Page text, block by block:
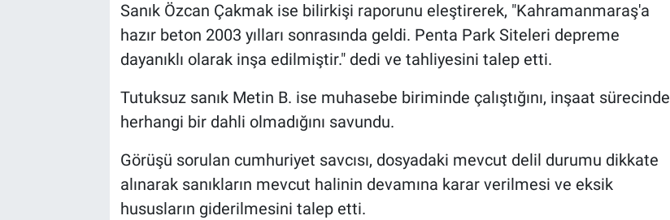
Sanık Özcan Çakmak ise bilirkişi raporunu eleştirerek, "Kahramanmaraş'a
hazır beton 2003 yılları sonrasında geldi. Penta Park Siteleri depreme
dayanıklı olarak inşa edilmiştir." dedi ve tahliyesini talep etti.
Tutuksuz sanık Metin B. ise muhasebe biriminde çalıştığını, inşaat sürecinde
herhangi bir dahli olmadığını savundu.
Görüşü sorulan cumhuriyet savcısı, dosyadaki mevcut delil durumu dikkate
alınarak sanıkların mevcut halinin devamına karar verilmesi ve eksik
hususların giderilmesini talep etti.